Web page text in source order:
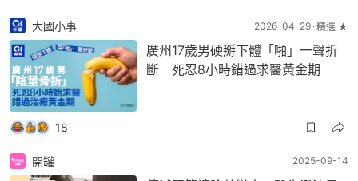
大國小事 2026-04-29 精選 ★
廣州17歲男硬掰下體「啪」一聲折
斷 死忍8小時錯過求醫黃金期
18
開罐 2025-09-14